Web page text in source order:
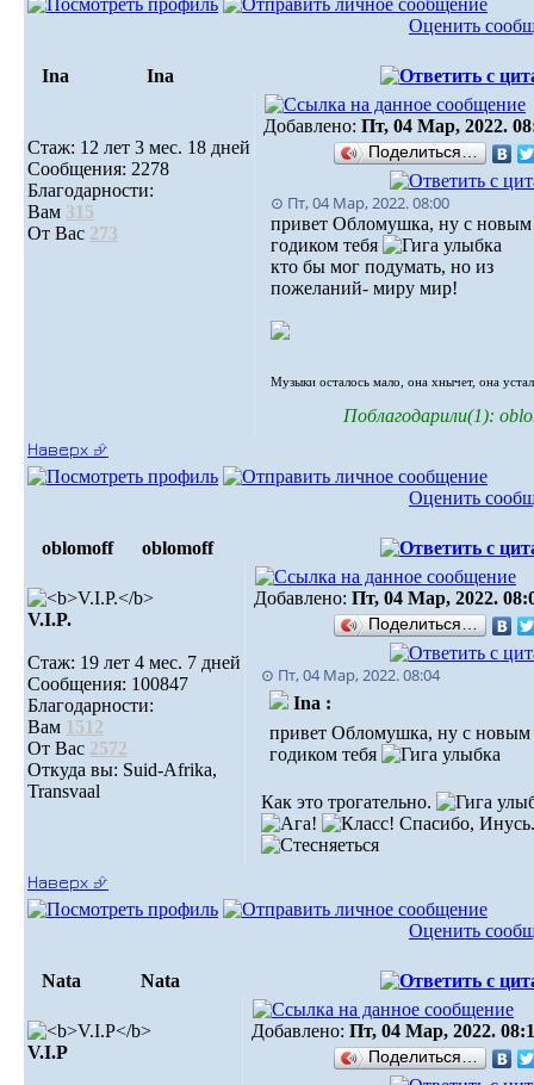
Оценить
Ina Ina
Стаж: 12 лет 3 мес. 18 дней
Сообщения: 2278
Благодарности:
Вам 315
От Вас 273
Добавлено: Пт, 04 Мар, 2022.
Поделиться…
⊙ Пт, 04 Мар, 2022. 08:00
привет Обломушка, ну с новым
годиком тебя
кто бы мог подумать, но из
пожеланий- миру мир!
Музыки осталось мало, oна хнычет, она
Поблагодарили(1):
Наверх ⮵
Оценить
oblomoff oblomoff
V.I.P.
Стаж: 19 лет 4 мес. 7 дней
Сообщения: 100847
Благодарности:
Вам 1512
От Вас 2572
Откуда вы: Suid-Afrika,
Transvaal
Добавлено: Пт, 04 Мар, 2022.
Поделиться…
⊙ Пт, 04 Мар, 2022. 08:04
Ina :
привет Обломушка, ну с новым
годиком тебя
Как это трогательно.
Спасибо, Инусь.
Наверх ⮵
Оценить
Nata Nata
V.I.Р
Добавлено: Пт, 04 Мар, 2022.
Поделиться…